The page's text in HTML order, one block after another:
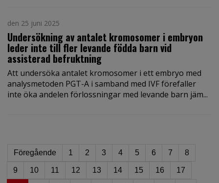
den 25 juni 2025
Undersökning av antalet kromosomer i embryon
leder inte till fler levande födda barn vid
assisterad befruktning
Att undersöka antalet kromosomer i ett embryo med
analysmetoden PGT-A i samband med IVF förefaller
inte öka andelen förlossningar med levande barn jäm...
Föregående 1 2 3 4 5 6 7 8
9 10 11 12 13 14 15 16 17